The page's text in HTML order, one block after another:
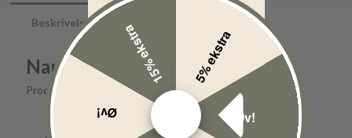
Beskrivelse
Name It strømper
Produktinformation:
Mærke: Name It
Model: strømper
5% ekstra
Øv!
Øv!
15% ekstra